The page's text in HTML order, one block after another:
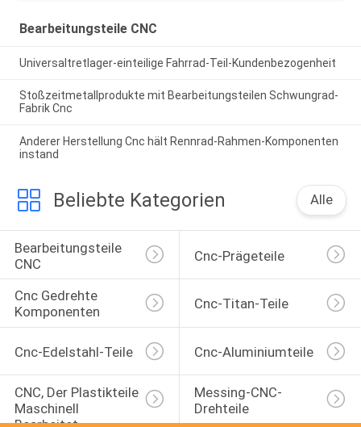
Bearbeitungsteile CNC
Universaltretlager-einteilige Fahrrad-Teil-Kundenbezogenheit
Stoßzeitmetallprodukte mit Bearbeitungsteilen Schwungrad-
Fabrik Cnc
Anderer Herstellung Cnc hält Rennrad-Rahmen-Komponenten
instand
Beliebte Kategorien Alle
Bearbeitungsteile
CNC
Cnc-Prägeteile
Cnc Gedrehte
Komponenten
Cnc-Titan-Teile
Cnc-Edelstahl-Teile Cnc-Aluminiumteile
CNC, Der Plastikteile
Maschinell
Messing-CNC-
Drehteile